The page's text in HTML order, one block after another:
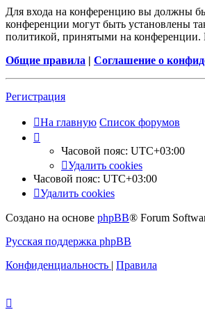
Для входа на конференцию вы должны
конференции могут быть установлены
политикой, принятыми на конференции.
Общие правила | Соглашение о
Регистрация
На главную Список форумов
Часовой пояс: UTC+03:00
Удалить cookies
Часовой пояс: UTC+03:00
Удалить cookies
Создано на основе phpBB® Forum
Русская поддержка phpBB
Конфиденциальность | Правила